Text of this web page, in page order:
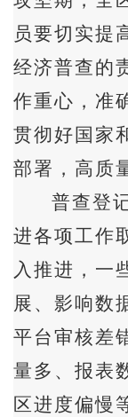
员要切实提
经济普查的
作重心，准
贯彻好国家
部署，高质
普查登
进各项工作
入推进，一
展、影响数
平台审核差
量多、报表
区进度偏慢